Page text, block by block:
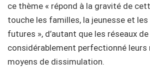
ce thème « répond à la gravité de
touche les familles, la jeunesse et
futures », d’autant que les réseaux
considérablement perfectionné
moyens de dissimulation.